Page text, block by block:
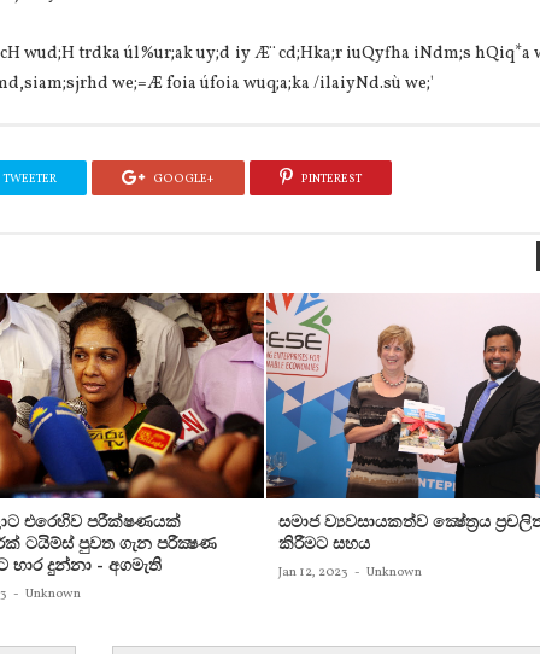
wud;H trdka úl%ur;ak uy;d iy Æ¨ cd;Hka;r iuQyfha iNdm;s hQiq*a
we;=Æ foia úfoia wuq;a;ka /ilaiyNd.sù we;'
TWEETER GOOGLE+ PINTEREST
එරෙහිව පරීක්‌ෂණයක්‌
ටයිම්ස්‌ පුවත ගැන පරීක්‍ෂණ
භාර දුන්නා - අගමැති
- Unknown
සමාජ ව්‍යවසායකත්ව ක්‍ෂේත්‍රය
කිරීමට සහය
Jan 12, 2023 - Unknown